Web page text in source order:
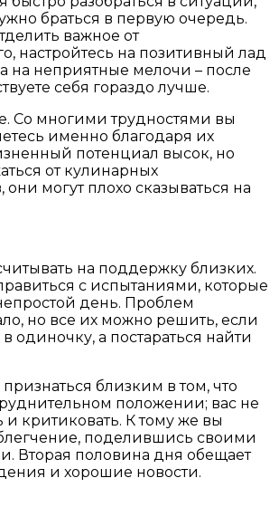
браться в первую очередь.
важное от
настройтесь на позитивный лад
на неприятные мелочи – после
себя гораздо лучше.
Со многими трудностями вы
именно благодаря их
потенциал высок, но
от кулинарных
могут плохо сказываться на
на поддержку близких.
с испытаниями, которые
день. Проблем
но все их можно решить, если
одиночку, а постараться найти
близким в том, что
положении; вас не
и критиковать. К тому же вы
поделившись своими
Вторая половина дня обещает
и хорошие новости.